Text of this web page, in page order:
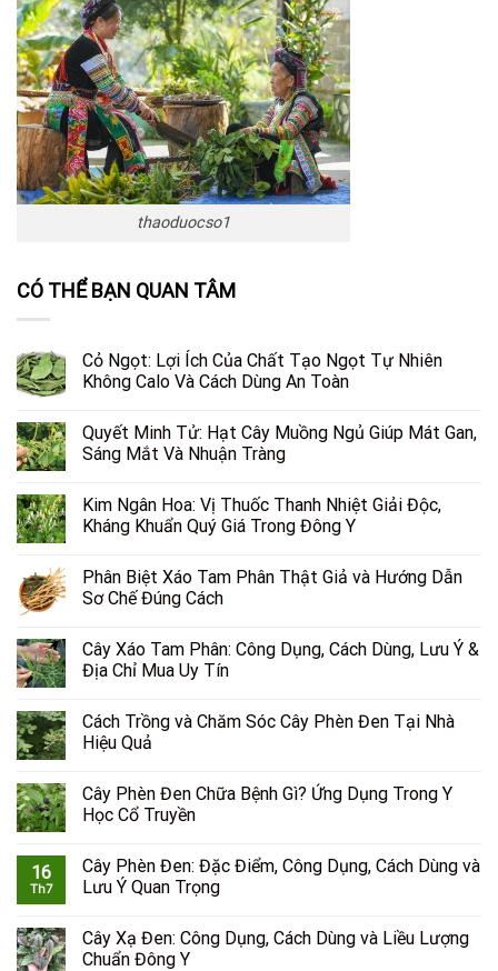
thaoduocso1
CÓ THỂ BẠN QUAN TÂM
Cỏ Ngọt: Lợi Ích Của Chất Tạo Ngọt Tự Nhiên
Không Calo Và Cách Dùng An Toàn
Quyết Minh Tử: Hạt Cây Muồng Ngủ Giúp Mát Gan,
Sáng Mắt Và Nhuận Tràng
Kim Ngân Hoa: Vị Thuốc Thanh Nhiệt Giải Độc,
Kháng Khuẩn Quý Giá Trong Đông Y
Phân Biệt Xáo Tam Phân Thật Giả và Hướng Dẫn
Sơ Chế Đúng Cách
Cây Xáo Tam Phân: Công Dụng, Cách Dùng, Lưu Ý &
Địa Chỉ Mua Uy Tín
Cách Trồng và Chăm Sóc Cây Phèn Đen Tại Nhà
Hiệu Quả
Cây Phèn Đen Chữa Bệnh Gì? Ứng Dụng Trong Y
Học Cổ Truyền
16
Th7
Cây Phèn Đen: Đặc Điểm, Công Dụng, Cách Dùng và
Lưu Ý Quan Trọng
Cây Xạ Đen: Công Dụng, Cách Dùng và Liều Lượng
Chuẩn Đông Y